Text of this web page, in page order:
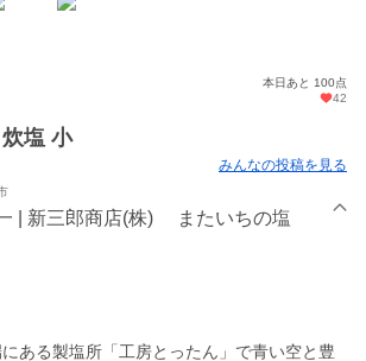
本日あと 100点
42
塩 小
みんなの投稿を見る
| 新三郎商店(株) またいちの塩
ある製塩所「工房とったん」で青い空と豊